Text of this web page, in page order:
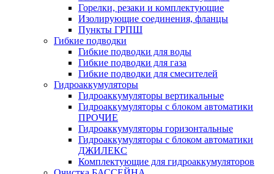
Горелки, резаки и комплектующие
Изолирующие соединения, фланцы
Пункты ГРПШ
Гибкие подводки
Гибкие подводки для воды
Гибкие подводки для газа
Гибкие подводки для смесителей
Гидроаккумуляторы
Гидроаккумуляторы вертикальные
Гидроаккумуляторы с блоком автоматики
ПРОЧИЕ
Гидроаккумуляторы горизонтальные
Гидроаккумуляторы с блоком автоматики
ДЖИЛЕКС
Комплектующие для гидроаккумуляторов